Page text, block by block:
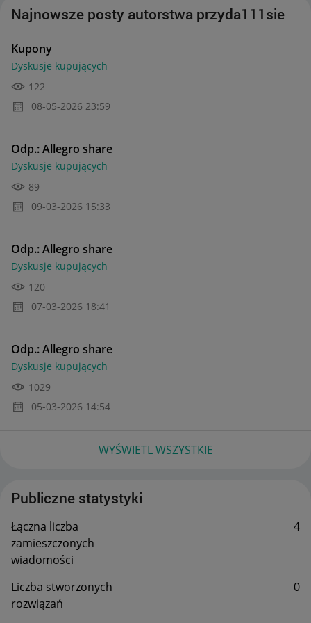
Najnowsze posty autorstwa przyda111sie
Kupony
Dyskusje kupujących
122
‎08-05-2026 23:59
Odp.: Allegro share
Dyskusje kupujących
89
‎09-03-2026 15:33
Odp.: Allegro share
Dyskusje kupujących
120
‎07-03-2026 18:41
Odp.: Allegro share
Dyskusje kupujących
1029
‎05-03-2026 14:54
WYŚWIETL WSZYSTKIE
Publiczne statystyki
Łączna liczba
zamieszczonych
wiadomości
4
Liczba stworzonych
rozwiązań
0